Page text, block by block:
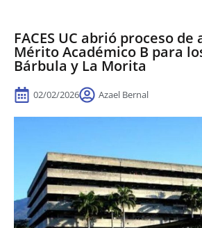
FACES UC abrió proceso
Mérito Académico B para
Bárbula y La Morita
02/02/2026 Azael Bernal